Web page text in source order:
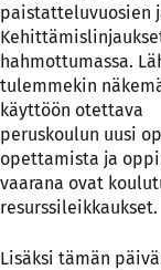
paistatteluvuosien
hahmottumassa.
tulemmekin
käyttöön otettava
peruskoulun uusi
opettamista ja
vaarana ovat
resurssileikkaukset.
Lisäksi tämän